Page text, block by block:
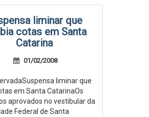
liminar que
cotas em Santa
Catarina
01/02/2008
liminar que
em Santa CatarinaOs
aprovados no vestibular da
Federal de Santa